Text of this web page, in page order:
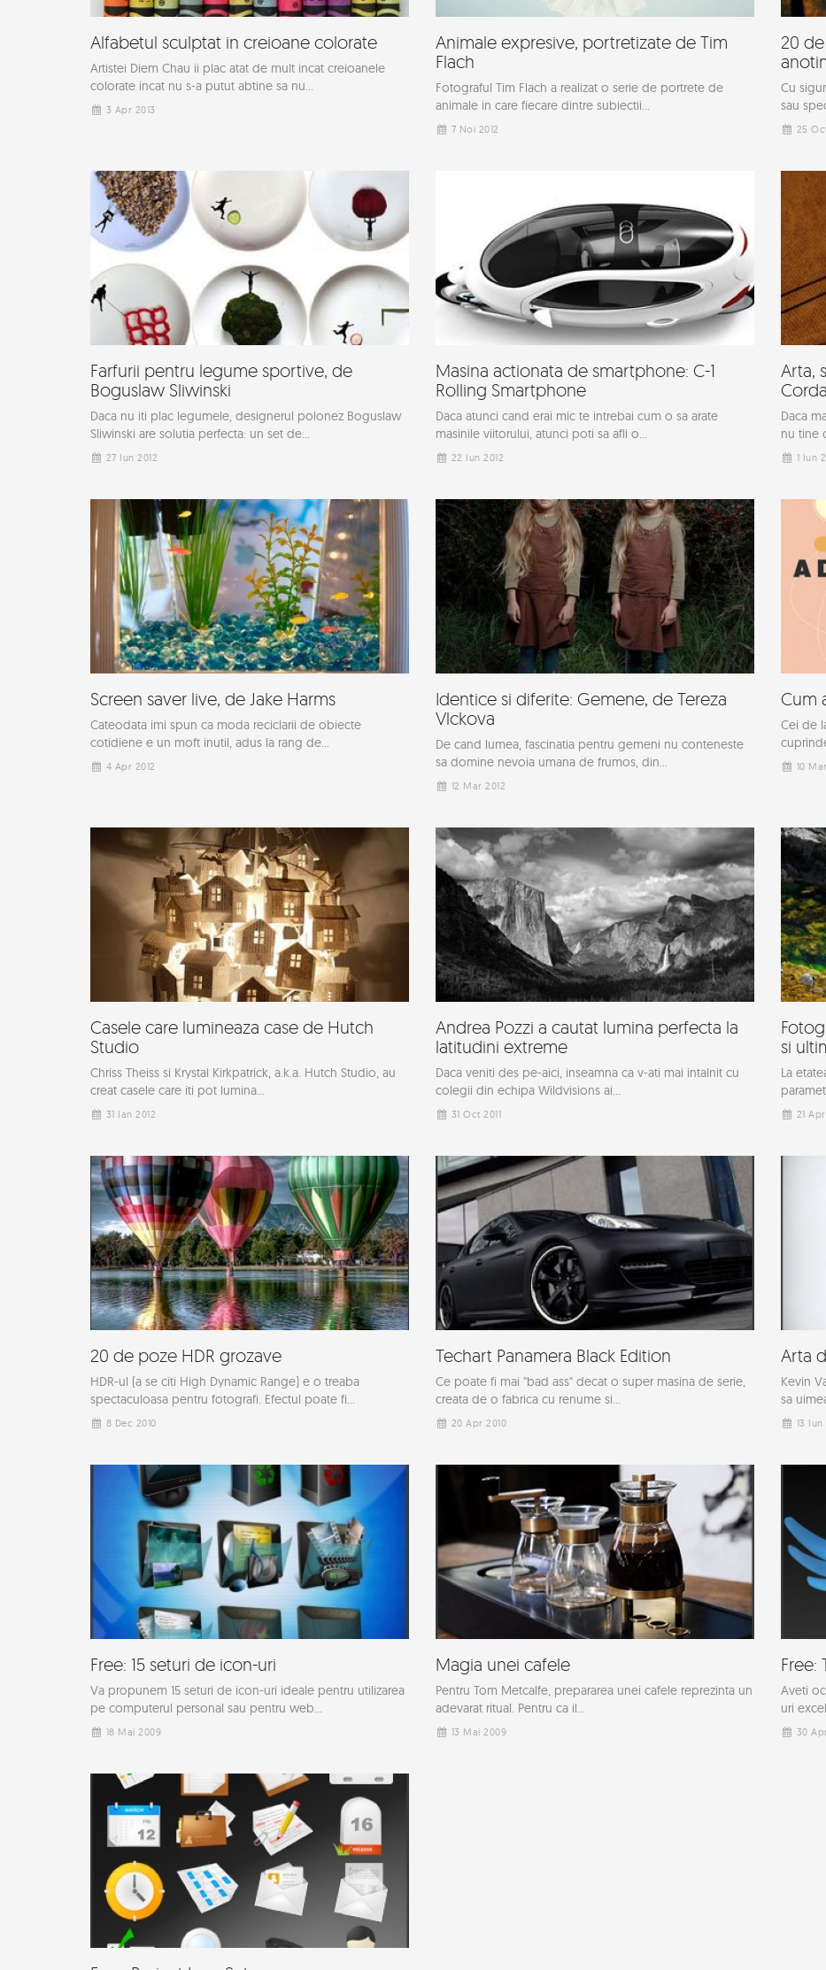
Alfabetul sculptat in creioane colorate
Artistei Diem Chau ii plac atat de mult incat creioanele
colorate incat nu s-a putut abtine sa nu...
3 Apr 2013
Animale expresive, portretizate de Tim
Flach
Fotograful Tim Flach a realizat o serie de portrete de
animale in care fiecare dintre subiectii...
7 Noi 2012
20
Cu
sau
25
Farfurii pentru legume sportive, de
Boguslaw Sliwinski
Daca nu iti plac legumele, designerul polonez Boguslaw
Sliwinski are solutia perfecta: un set de...
27 Iun 2012
Masina actionata de smartphone: C-1
Rolling Smartphone
Daca atunci cand erai mic te intrebai cum o sa arate
masinile viitorului, atunci poti sa afli o...
22 Iun 2012
Arta,
Daca
nu tine
1 Iun
Screen saver live, de Jake Harms
Cateodata imi spun ca moda reciclarii de obiecte
cotidiene e un moft inutil, adus la rang de...
4 Apr 2012
Identice si diferite: Gemene, de Tereza
Vlckova
De cand lumea, fascinatia pentru gemeni nu conteneste
sa domine nevoia umana de frumos, din...
12 Mar 2012
Cum
Cei de
10
Casele care lumineaza case de Hutch
Studio
Chriss Theiss si Krystal Kirkpatrick, a.k.a. Hutch Studio, au
creat casele care iti pot lumina...
31 Ian 2012
Andrea Pozzi a cautat lumina perfecta la
latitudini extreme
Daca veniti des pe-aici, inseamna ca v-ati mai intalnit cu
colegii din echipa Wildvisions ai...
31 Oct 2011
si
La
21 Apr
20 de poze HDR grozave
HDR-ul (a se citi High Dynamic Range) e o treaba
spectaculoasa pentru fotografi. Efectul poate fi...
8 Dec 2010
Techart Panamera Black Edition
Ce poate fi mai "bad ass" decat o super masina de serie,
creata de o fabrica cu renume si...
20 Apr 2010
Arta
Kevin
sa
13
Free: 15 seturi de icon-uri
Va propunem 15 seturi de icon-uri ideale pentru utilizarea
pe computerul personal sau pentru web...
18 Mai 2009
Magia unei cafele
Pentru Tom Metcalfe, prepararea unei cafele reprezinta un
adevarat ritual. Pentru ca il...
13 Mai 2009
Free:
Aveti
uri
30